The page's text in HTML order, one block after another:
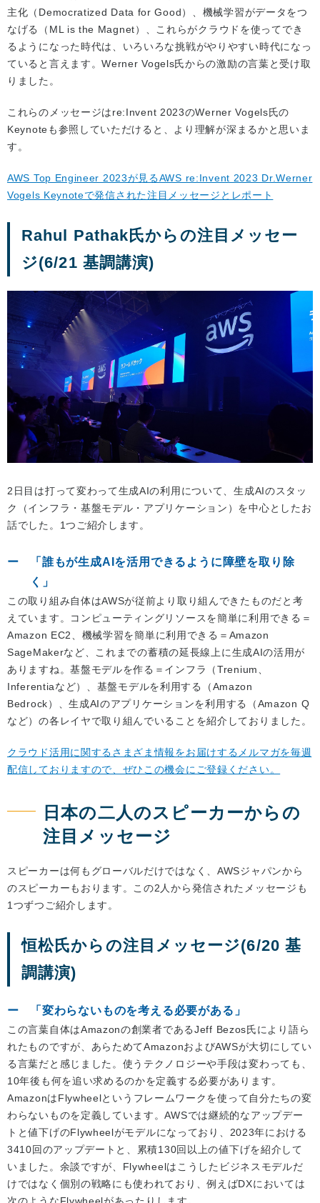
主化（Democratized Data for Good）、機械学習がデータをつ
なげる（ML is the Magnet）、これらがクラウドを使ってでき
るようになった時代は、いろいろな挑戦がやりやすい時代になっ
ていると言えます。Werner Vogels氏からの激励の言葉と受け取
りました。
これらのメッセージはre:Invent 2023のWerner Vogels氏の
Keynoteも参照していただけると、より理解が深まるかと思いま
す。
AWS Top Engineer 2023が見るAWS re:Invent 2023 Dr.Werner
Vogels Keynoteで発信された注目メッセージとレポート
Rahul Pathak氏からの注目メッセー
ジ(6/21 基調講演)
2日目は打って変わって生成AIの利用について、生成AIのスタッ
ク（インフラ・基盤モデル・アプリケーション）を中心としたお
話でした。1つご紹介します。
「誰もが生成AIを活用できるように障壁を取り除
く」
この取り組み自体はAWSが従前より取り組んできたものだと考
えています。コンピューティングリソースを簡単に利用できる＝
Amazon EC2、機械学習を簡単に利用できる＝Amazon
SageMakerなど、これまでの蓄積の延長線上に生成AIの活用が
ありますね。基盤モデルを作る＝インフラ（Trenium、
Inferentiaなど）、基盤モデルを利用する（Amazon
Bedrock）、生成AIのアプリケーションを利用する（Amazon Q
など）の各レイヤで取り組んでいることを紹介しておりました。
クラウド活用に関するさまざま情報をお届けするメルマガを毎週
配信しておりますので、ぜひこの機会にご登録ください。
日本の二人のスピーカーからの
注目メッセージ
スピーカーは何もグローバルだけではなく、AWSジャパンから
のスピーカーもおります。この2人から発信されたメッセージも
1つずつご紹介します。
恒松氏からの注目メッセージ(6/20 基
調講演)
「変わらないものを考える必要がある」
この言葉自体はAmazonの創業者であるJeff Bezos氏により語ら
れたものですが、あらためてAmazonおよびAWSが大切にしてい
る言葉だと感じました。使うテクノロジーや手段は変わっても、
10年後も何を追い求めるのかを定義する必要があります。
AmazonはFlywheelというフレームワークを使って自分たちの変
わらないものを定義しています。AWSでは継続的なアップデー
トと値下げのFlywheelがモデルになっており、2023年における
3410回のアップデートと、累積130回以上の値下げを紹介して
いました。余談ですが、Flywheelはこうしたビジネスモデルだ
けではなく個別の戦略にも使われており、例えばDXにおいては
次のようなFlywheelがあったりします。